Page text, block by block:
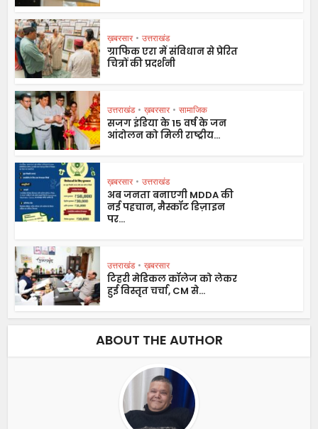
ख़बरसार • उत्तराखंड
ग्राफिक एरा में संविधान से प्रेरित
चित्रों की प्रदर्शनी
उत्तराखंड • ख़बरसार • सामाजिक
सजग इंडिया के 15 वर्ष के जन
आंदोलन को मिली राष्ट्रीय...
ख़बरसार • उत्तराखंड
अब जनता बनाएगी MDDA की
नई पहचान, मैस्कॉट डिज़ाइन
पर...
उत्तराखंड • ख़बरसार
टिहरी मेडिकल कॉलेज को लेकर
हुई विस्तृत चर्चा, CM से...
ABOUT THE AUTHOR